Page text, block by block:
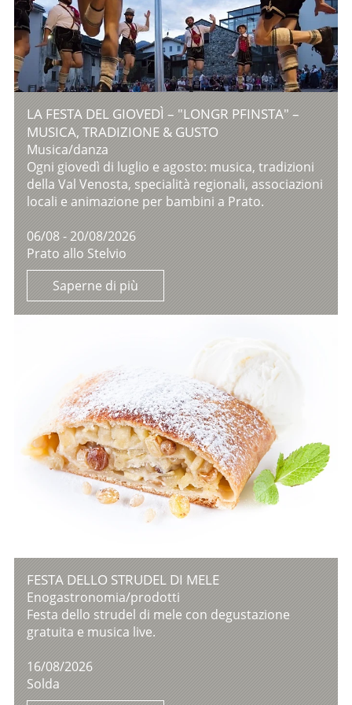
LA FESTA DEL GIOVEDÌ – "LONGR PFINSTA" –
MUSICA, TRADIZIONE & GUSTO
Musica/danza
Ogni giovedì di luglio e agosto: musica, tradizioni
della Val Venosta, specialità regionali, associazioni
locali e animazione per bambini a Prato.
06/08 - 20/08/2026
Prato allo Stelvio
Saperne di più
FESTA DELLO STRUDEL DI MELE
Enogastronomia/prodotti
Festa dello strudel di mele con degustazione
gratuita e musica live.
16/08/2026
Solda